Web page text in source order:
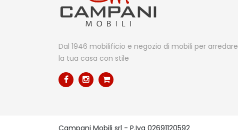
Dal 1946 mobilificio e negozio di mobili per arredare
la tua casa con stile
Campani Mobili srl - P.Iva 02691120592